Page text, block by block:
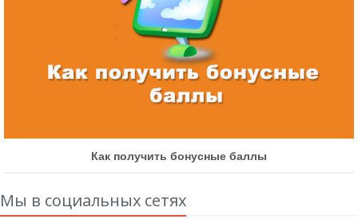
Как получить бонусные баллы
Мы в социальных сетях